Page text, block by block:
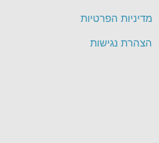
מדיניות הפרטיות
הצהרת נגישות